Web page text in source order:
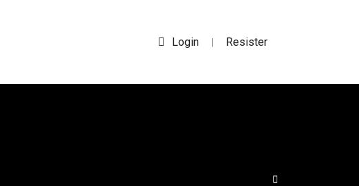
Login | Resister